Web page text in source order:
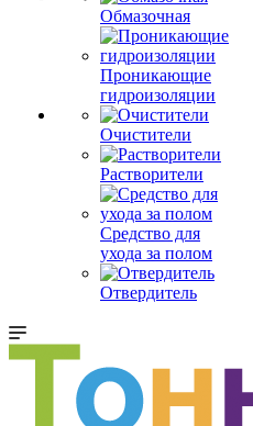
Обмазочная
Проникающие
гидроизоляции
Очистители
Растворители
Средство для
ухода за полом
Отвердитель